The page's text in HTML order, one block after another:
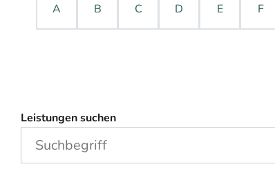
A B C D E F
Leistungen suchen